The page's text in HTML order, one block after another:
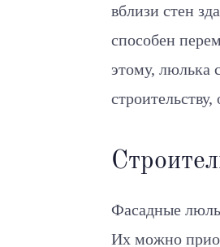
вблизи стен
способен
этому, люлька
Фасадные
Их можно